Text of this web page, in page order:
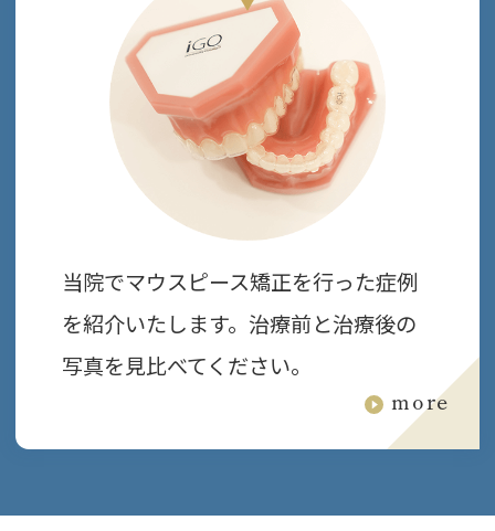
当院でマウスピース矯正を行った症例
を紹介いたします。治療前と治療後の
写真を見比べてください。
more